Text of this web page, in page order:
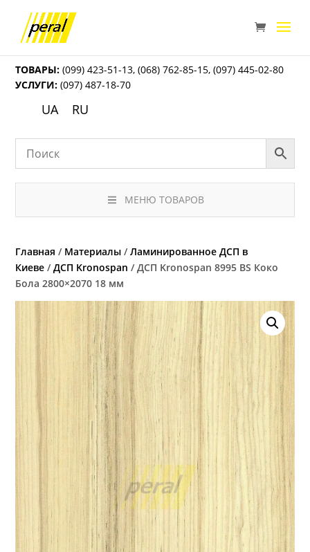
ТОВАРЫ: (099) 423-51-13,(068) 762-85-15,(097) 445-02-80
УСЛУГИ: (097) 487-18-70
UA RU
МЕНЮ ТОВАРОВ
Главная / Материалы /Ламинированное ДСП в
Киеве /ДСП Kronospan / ДСП Kronospan 8995 ВS Коко
Бола 2800×2070 18 мм